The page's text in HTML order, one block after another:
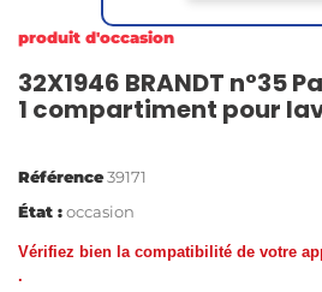
produit d'occasion
32X1946 BRANDT n°35
1 compartiment pour
Référence39171
État :occasion
Vérifiez bien la compatibilité de votre
.